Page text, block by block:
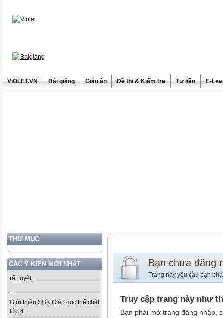
ViOLET.VN Bài giảng Giáo án Đề thi & Kiểm tra Tư liệu E-
THƯ MỤC
CÁC Ý KIẾN MỚI NHẤT
rất tuyệt...
...
Giới thiệu SGK Giáo dục thể chất
lớp 4...
Bạn chưa đăng
Trang này yêu cầu bạn
Truy cập trang này như
Bạn phải mở trang đăng nhập,